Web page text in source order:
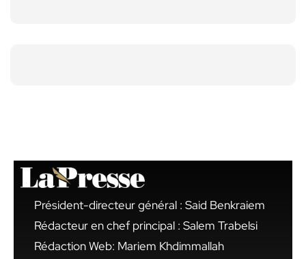
Président-directeur général : Said Benkraiem
Rédacteur en chef principal : Salem Trabelsi
Rédaction Web: Mariem Khdimmallah